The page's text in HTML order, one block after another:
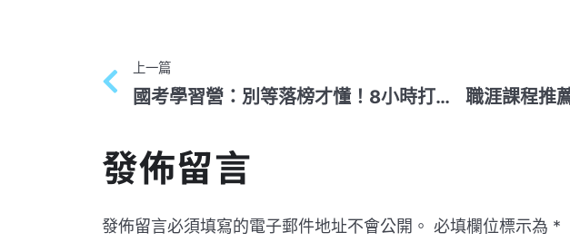
上一篇
國考學習營：別等落榜才懂！8小時打造你的上榜策略
發佈留言
發佈留言必須填寫的電子郵件地址不會公開。 必填欄位標示為 *